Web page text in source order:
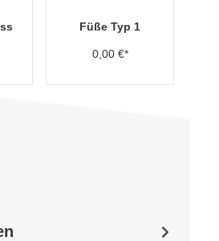
Füße Typ 1
0,00 €*